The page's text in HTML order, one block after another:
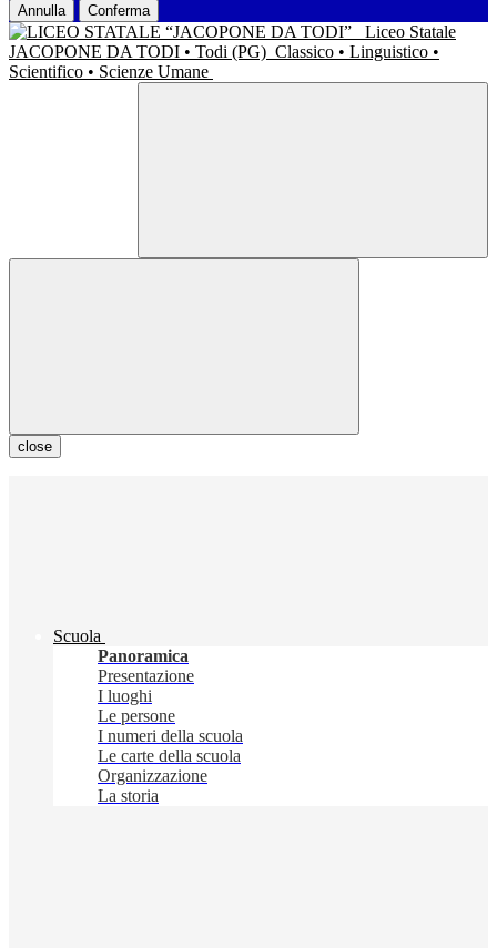
Annulla Conferma
Liceo Statale
JACOPONE DA TODI • Todi (PG) Classico • Linguistico •
Scientifico • Scienze Umane
close
Scuola
Panoramica
Presentazione
I luoghi
Le persone
I numeri della scuola
Le carte della scuola
Organizzazione
La storia